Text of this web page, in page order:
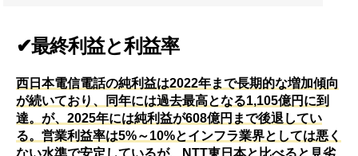
✔最終利益と利益率
西日本電信電話の純利益は2022年まで長期的な増加傾向
が続いており、同年には過去最高となる1,105億円に到
達。が、2025年には純利益が608億円まで後退してい
る。営業利益率は5%～10%とインフラ業界としては悪く
ない水準で安定しているが、NTT東日本と比べると見劣